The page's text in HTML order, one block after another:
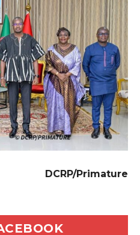
DCRP/Primature